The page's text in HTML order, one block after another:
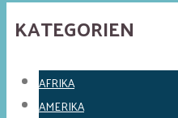
KATEGORIEN
AFRIKA
AMERIKA